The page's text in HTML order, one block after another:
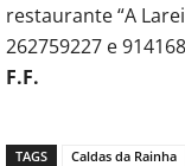
restaurante “A
262759227 e
F.F.
TAGS Caldas da Rainha